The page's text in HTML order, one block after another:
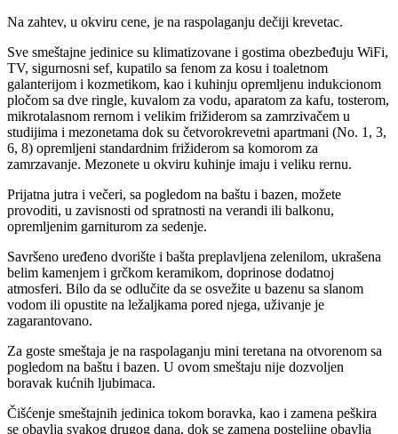
Na zahtev, u okviru cene, je na raspolaganju dečiji krevetac.
Sve smeštajne jedinice su klimatizovane i gostima obezbeđuju WiFi,
TV, sigurnosni sef, kupatilo sa fenom za kosu i toaletnom
galanterijom i kozmetikom, kao i kuhinju opremljenu indukcionom
pločom sa dve ringle, kuvalom za vodu, aparatom za kafu, tosterom,
mikrotalasnom rernom i velikim frižiderom sa zamrzivačem u
studijima i mezonetama dok su četvorokrevetni apartmani (No. 1, 3,
6, 8) opremljeni standardnim frižiderom sa komorom za
zamrzavanje. Mezonete u okviru kuhinje imaju i veliku rernu.
Prijatna jutra i večeri, sa pogledom na baštu i bazen, možete
provoditi, u zavisnosti od spratnosti na verandi ili balkonu,
opremljenim garniturom za sedenje.
Savršeno uređeno dvorište i bašta preplavljena zelenilom, ukrašena
belim kamenjem i grčkom keramikom, doprinose dodatnoj
atmosferi. Bilo da se odlučite da se osvežite u bazenu sa slanom
vodom ili opustite na ležaljkama pored njega, uživanje je
zagarantovano.
Za goste smeštaja je na raspolaganju mini teretana na otvorenom sa
pogledom na baštu i bazen. U ovom smeštaju nije dozvoljen
boravak kućnih ljubimaca.
Čišćenje smeštajnih jedinica tokom boravka, kao i zamena peškira
se obavlja svakog drugog dana, dok se zamena posteljine obavlja